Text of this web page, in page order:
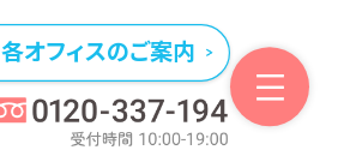
各オフィスのご案内